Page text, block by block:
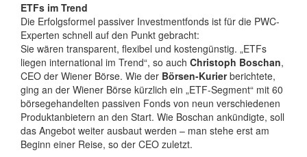
ETFs im Trend
Die Erfolgsformel passiver Investmentfonds ist für die PWC-
Experten schnell auf den Punkt gebracht:
Sie wären transparent, flexibel und kostengünstig. „ETFs
liegen international im Trend“, so auch Christoph Boschan,
CEO der Wiener Börse. Wie der Börsen-Kurierberichtete,
ging an der Wiener Börse kürzlich ein „ETF-Segment“ mit 60
börsegehandelten passiven Fonds von neun verschiedenen
Produktanbietern an den Start. Wie Boschan ankündigte, soll
das Angebot weiter ausbaut werden – man stehe erst am
Beginn einer Reise, so der CEO zuletzt.